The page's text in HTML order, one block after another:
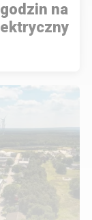
na